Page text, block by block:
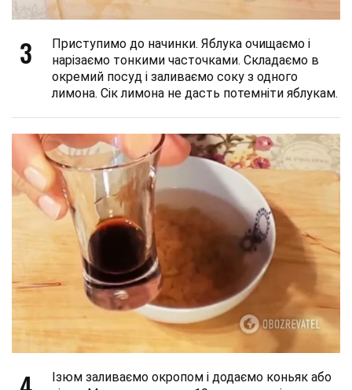
3
Приступимо до начинки. Яблука очищаємо і
нарізаємо тонкими часточками. Складаємо в
окремий посуд і заливаємо соку з одного
лимона. Сік лимона не дасть потемніти яблукам.
Ізюм заливаємо окропом і додаємо коньяк або